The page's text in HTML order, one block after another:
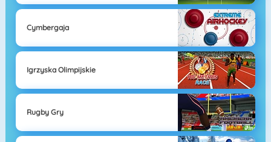
Cymbergaja
Igrzyska Olimpijskie
Rugby Gry